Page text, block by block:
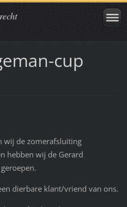
cup
wij de zomerafsluiting
hebben wij de Gerard
dierbare klant/vriend van ons.